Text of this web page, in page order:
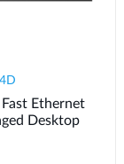
Ethernet
Desktop